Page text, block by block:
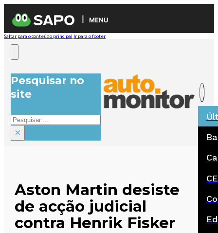
MENU
Saltar para o conteúdo principal Ir para o footer
Pesquisar no
site
Pesquisar
×
Aston Martin desiste
de acção judicial
contra Henrik Fisker